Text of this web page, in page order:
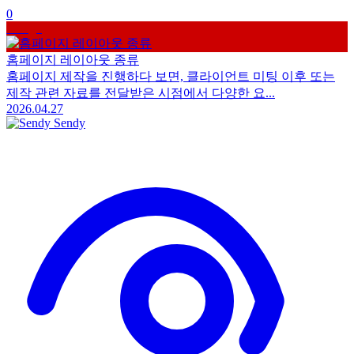
0
홈페이지 레이아웃 종류
홈페이지 제작을 진행하다 보면, 클라이언트 미팅 이후 또는
제작 관련 자료를 전달받은 시점에서 다양한 요...
2026.04.27
Sendy